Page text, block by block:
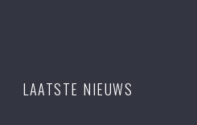
LAATSTE NIEUWS